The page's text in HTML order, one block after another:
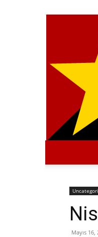
Mayıs 16,